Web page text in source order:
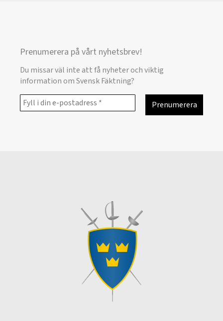
Prenumerera på vårt nyhetsbrev!
Du missar väl inte att få nyheter och viktig
information om Svensk Fäktning?